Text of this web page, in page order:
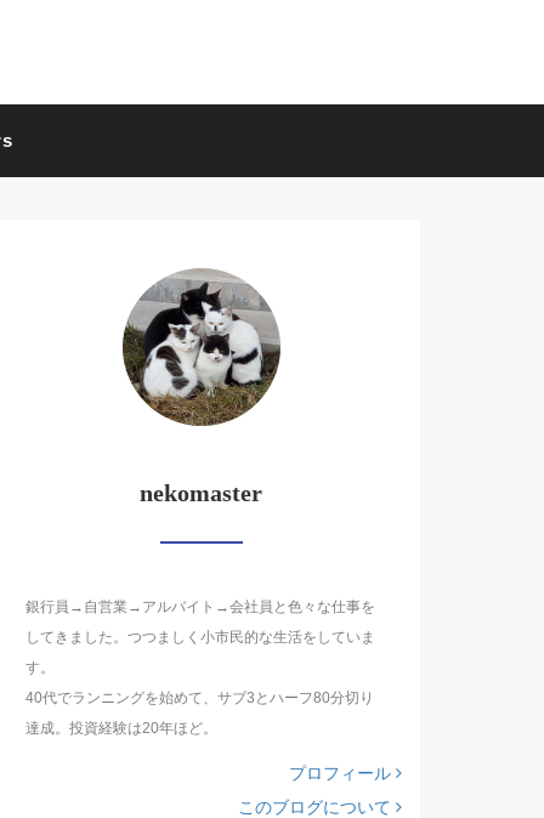
nekomaster
銀行員→自営業→アルバイト→会社員と色々な仕事を
してきました。つつましく小市民的な生活をしていま
す。
40代でランニングを始めて、サブ3とハーフ80分切り
達成。投資経験は20年ほど。
プロフィール
このブログについて